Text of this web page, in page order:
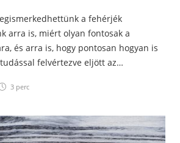
a fehérjék
arra is, miért olyan fontosak a
és arra is, hogy pontosan hogyan is
felvértezve eljött az…
3 perc